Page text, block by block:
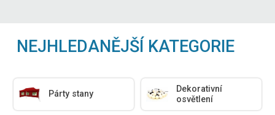
NEJHLEDANĚJŠÍ KATEGORIE
Párty stany
Dekorativní
osvětlení